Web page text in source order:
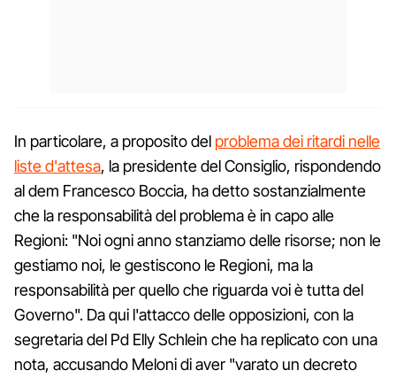
In particolare, a proposito del problema dei ritardi nelle
liste d'attesa, la presidente del Consiglio, rispondendo
al dem Francesco Boccia, ha detto sostanzialmente
che la responsabilità del problema è in capo alle
Regioni: "Noi ogni anno stanziamo delle risorse; non le
gestiamo noi, le gestiscono le Regioni, ma la
responsabilità per quello che riguarda voi è tutta del
Governo". Da qui l'attacco delle opposizioni, con la
segretaria del Pd Elly Schlein che ha replicato con una
nota, accusando Meloni di aver "varato un decreto